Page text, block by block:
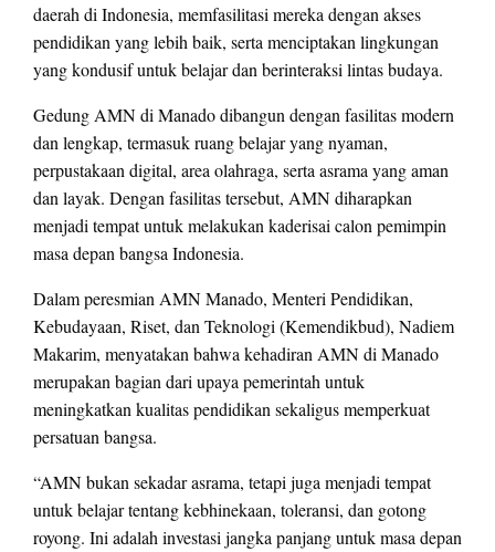
daerah di Indonesia, memfasilitasi mereka dengan akses
pendidikan yang lebih baik, serta menciptakan lingkungan
yang kondusif untuk belajar dan berinteraksi lintas budaya.
Gedung AMN di Manado dibangun dengan fasilitas modern
dan lengkap, termasuk ruang belajar yang nyaman,
perpustakaan digital, area olahraga, serta asrama yang aman
dan layak. Dengan fasilitas tersebut, AMN diharapkan
menjadi tempat untuk melakukan kaderisai calon pemimpin
masa depan bangsa Indonesia.
Dalam peresmian AMN Manado, Menteri Pendidikan,
Kebudayaan, Riset, dan Teknologi (Kemendikbud), Nadiem
Makarim, menyatakan bahwa kehadiran AMN di Manado
merupakan bagian dari upaya pemerintah untuk
meningkatkan kualitas pendidikan sekaligus memperkuat
persatuan bangsa.
“AMN bukan sekadar asrama, tetapi juga menjadi tempat
untuk belajar tentang kebhinekaan, toleransi, dan gotong
royong. Ini adalah investasi jangka panjang untuk masa depan